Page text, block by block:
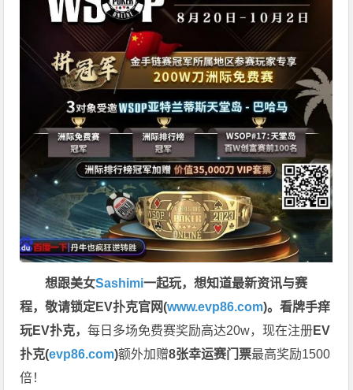
想跟美女Sashimi一起玩，想知道最新资讯与赛
程，敬请锁定EV扑克官网(www.evp86.com)。看牌手痒
玩EV扑克，每日多场免费赛奖励高达20w，现在注册EV
扑克(evp86.com)额外加赠8张幸运赛门票最高奖励1500
倍！